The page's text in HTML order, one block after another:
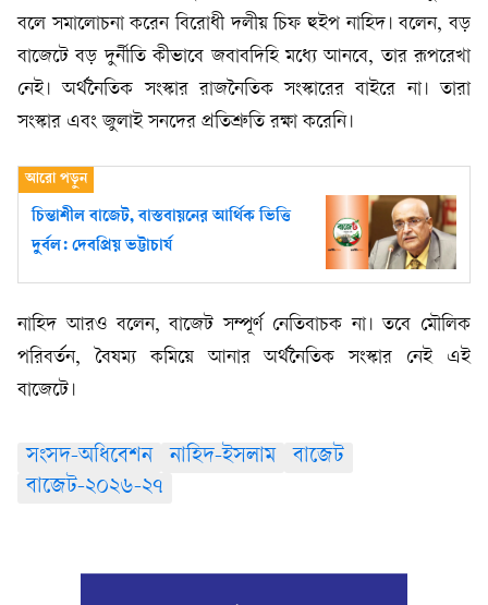
বলে সমালোচনা করেন বিরোধী দলীয় চিফ হুইপ নাহিদ। বলেন, বড়
বাজেটে বড় দুর্নীতি কীভাবে জবাবদিহি মধ্যে আনবে, তার রূপরেখা
নেই। অর্থনৈতিক সংস্কার রাজনৈতিক সংস্কারের বাইরে না। তারা
সংস্কার এবং জুলাই সনদের প্রতিশ্রুতি রক্ষা করেনি।
চিন্তাশীল বাজেট, বাস্তবায়নের আর্থিক ভিত্তি
দুর্বল: দেবপ্রিয় ভট্টাচার্য
নাহিদ আরও বলেন, বাজেট সম্পূর্ণ নেতিবাচক না। তবে মৌলিক
পরিবর্তন, বৈষম্য কমিয়ে আনার অর্থনৈতিক সংস্কার নেই এই
বাজেটে।
সংসদ-অধিবেশন নাহিদ-ইসলাম
বাজেট
বাজেট-২০২৬-২৭